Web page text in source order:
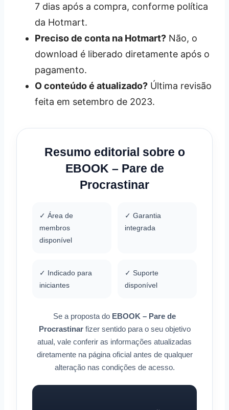
7 dias após a compra, conforme política
da Hotmart.
Preciso de conta na Hotmart? Não, o
download é liberado diretamente após o
pagamento.
O conteúdo é atualizado? Última revisão
feita em setembro de 2023.
Resumo editorial sobre o
EBOOK – Pare de
Procrastinar
✓ Área de
membros
disponível
✓ Garantia
integrada
✓ Indicado para
iniciantes
✓ Suporte
disponível
Se a proposta do EBOOK – Pare de
Procrastinarfizer sentido para o seu objetivo
atual, vale conferir as informações atualizadas
diretamente na página oficial antes de qualquer
alteração nas condições de acesso.